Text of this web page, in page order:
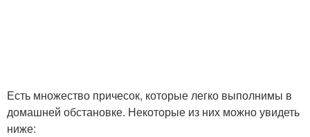
Есть множество причесок, которые легко выполнимы в
домашней обстановке. Некоторые из них можно увидеть
ниже: